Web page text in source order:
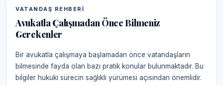
VATANDAŞ REHBERI
Avukatla Çalışmadan Önce Bilmeniz
Gerekenler
Bir avukatla çalışmaya başlamadan önce vatandaşların
bilmesinde fayda olan bazı pratik konular bulunmaktadır. Bu
bilgiler hukuki sürecin sağlıklı yürümesi açısından önemlidir.